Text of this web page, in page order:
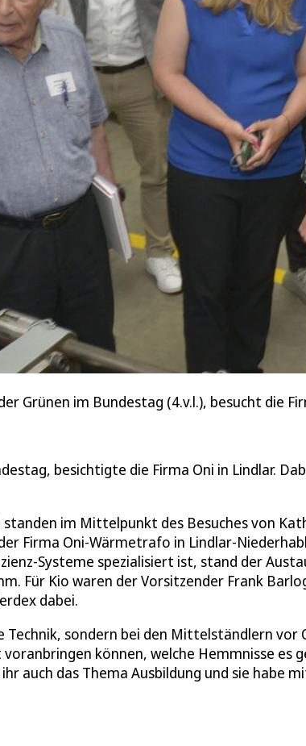
Grünen im Bundestag (4.v.l.), besucht die
besichtigte die Firma Oni in Lindlar.
im Mittelpunkt des Besuches von
Firma Oni-Wärmetrafo in Lindlar-
Systeme spezialisiert ist, stand der
Für Kio waren der Vorsitzender Frank
dabei.
Technik, sondern bei den Mittelständlern vor
können, welche Hemmnisse es
auch das Thema Ausbildung und sie habe